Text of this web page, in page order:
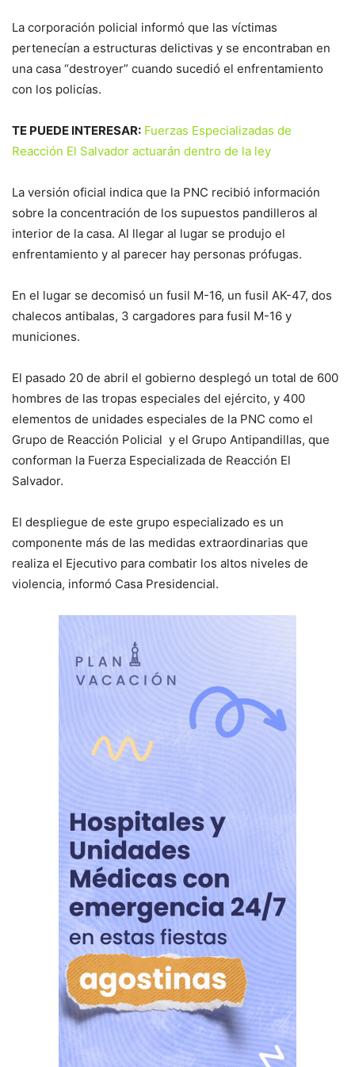
La corporación policial informó que las víctimas
pertenecían a estructuras delictivas y se encontraban en
una casa “destroyer” cuando sucedió el enfrentamiento
con los policías.
TE PUEDE INTERESAR: Fuerzas Especializadas de
Reacción El Salvador actuarán dentro de la ley
La versión oficial indica que la PNC recibió información
sobre la concentración de los supuestos pandilleros al
interior de la casa. Al llegar al lugar se produjo el
enfrentamiento y al parecer hay personas prófugas.
En el lugar se decomisó un fusil M-16, un fusil AK-47, dos
chalecos antibalas, 3 cargadores para fusil M-16 y
municiones.
El pasado 20 de abril el gobierno desplegó un total de 600
hombres de las tropas especiales del ejército, y 400
elementos de unidades especiales de la PNC como el
Grupo de Reacción Policial y el Grupo Antipandillas, que
conforman la Fuerza Especializada de Reacción El
Salvador.
El despliegue de este grupo especializado es un
componente más de las medidas extraordinarias que
realiza el Ejecutivo para combatir los altos niveles de
violencia, informó Casa Presidencial.